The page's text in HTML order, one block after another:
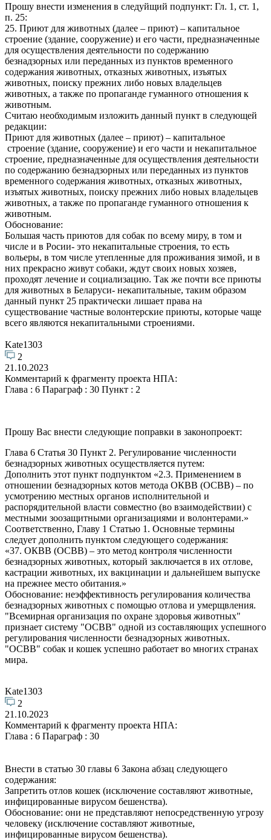
Прошу внести изменения в следуйщий подпункт: Гл. 1, ст. 1,
п. 25:
25. Приют для животных (далее – приют) – капитальное
строение (здание, сооружение) и его части, предназначенные
для осуществления деятельности по содержанию
безнадзорных или переданных из пунктов временного
содержания животных, отказных животных, изъятых
животных, поиску прежних либо новых владельцев
животных, а также по пропаганде гуманного отношения к
животным.
Считаю необходимым изложить данный пункт в следующей
редакции:
Приют для животных (далее – приют) – капитальное
строение (здание, сооружение) и его части и некапитальное
строение, предназначенные для осуществления деятельности
по содержанию безнадзорных или переданных из пунктов
временного содержания животных, отказных животных,
изъятых животных, поиску прежних либо новых владельцев
животных, а также по пропаганде гуманного отношения к
животным.
Обоснование:
Большая часть приютов для собак по всему миру, в том и
числе и в Росии- это некапитальные строения, то есть
вольеры, в том числе утепленные для проживания зимой, и в
них прекрасно живут собаки, ждут своих новых хозяев,
проходят лечение и социализацию. Так же почти все приюты
для животных в Беларуси- некапитальные, таким образом
данный пункт 25 практически лишает права на
существование частные волонтерские приюты, которые чаще
всего являются некапитальными строениями.
Kate1303
2
21.10.2023
Комментарий к фрагменту проекта НПА:
Глава : 6 Параграф : 30 Пункт : 2
Прошу Вас внести следующие поправки в законопроект:
Глава 6 Статья 30 Пункт 2. Регулирование численности
безнадзорных животных осуществляется путем:
Дополнить этот пункт подпунктом «2.3. Применением в
отношении безнадзорных котов метода ОКВВ (ОСВВ) – по
усмотрению местных органов исполнительной и
распорядительной власти совместно (во взаимодействии) с
местными зоозащитными организациями и волонтерами.»
Соответственно, Главу 1 Статью 1. Основные термины
следует дополнить пунктом следующего содержания:
«37. ОКВВ (ОСВВ) – это метод контроля численности
безнадзорных животных, который заключается в их отлове,
кастрации животных, их вакцинации и дальнейшем выпуске
на прежнее место обитания.»
Обоснование: неэффективность регулирования количества
безнадзорных животных с помощью отлова и умерщвления.
"Всемирная организация по охране здоровья животных"
признает систему "ОСВВ" одной из составляющих успешного
регулирования численности безнадзорных животных.
"ОСВВ" собак и кошек успешно работает во многих странах
мира.
Kate1303
2
21.10.2023
Комментарий к фрагменту проекта НПА:
Глава : 6 Параграф : 30
Внести в статью 30 главы 6 Закона абзац следующего
содержания:
Запретить отлов кошек (исключение составляют животные,
инфицированные вирусом бешенства).
Обоснование: они не представляют непосредственную угрозу
человеку (исключение составляют животные,
инфицированные вирусом бешенства).